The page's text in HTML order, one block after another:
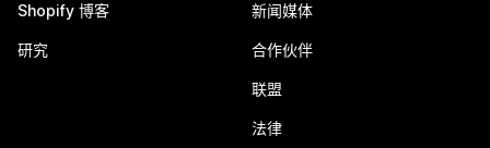
Shopify 博客
研究
新闻媒体
合作伙伴
联盟
法律